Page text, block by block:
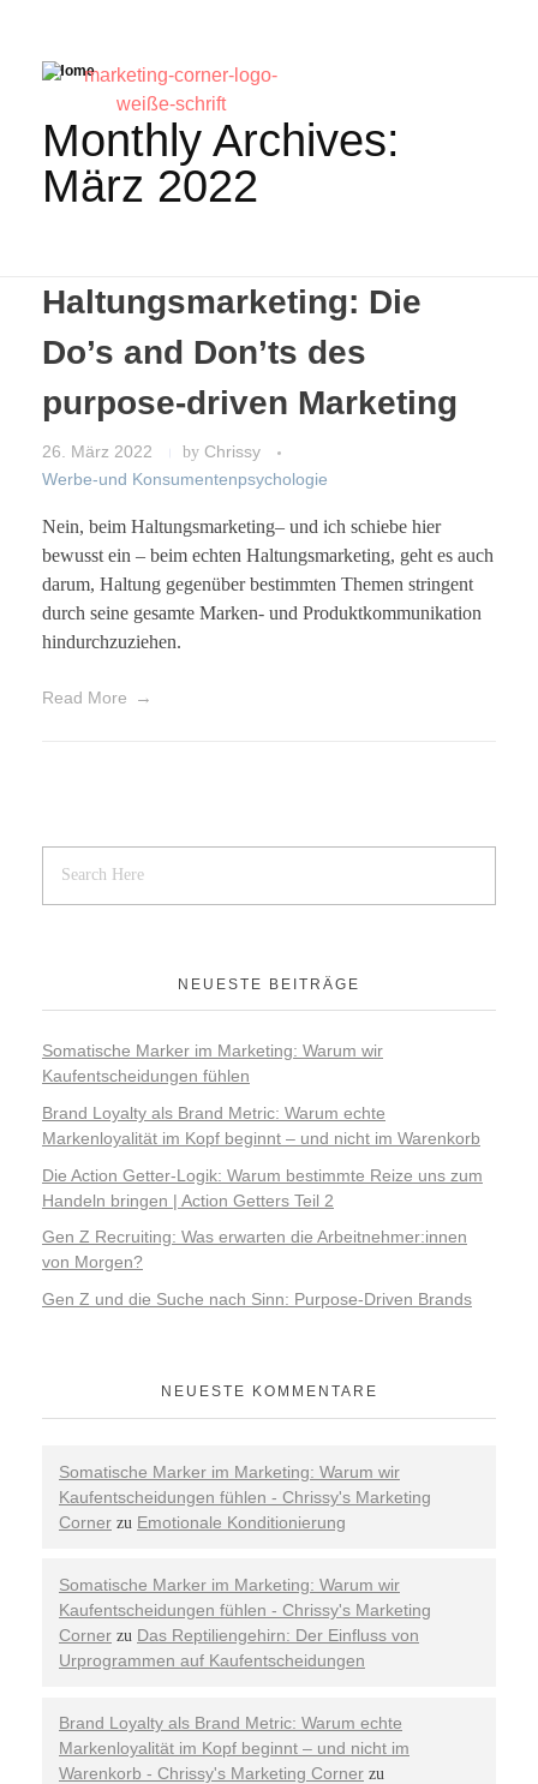
Home
Monthly Archives:
März 2022
Haltungsmarketing: Die
Do’s and Don’ts des
purpose-driven Marketing
26. März 2022 by Chrissy
Werbe-und Konsumentenpsychologie
Nein, beim Haltungsmarketing– und ich schiebe hier
bewusst ein – beim echten Haltungsmarketing, geht es auch
darum, Haltung gegenüber bestimmten Themen stringent
durch seine gesamte Marken- und Produktkommunikation
hindurchzuziehen.
Read More
NEUESTE BEITRÄGE
Somatische Marker im Marketing: Warum wir
Kaufentscheidungen fühlen
Brand Loyalty als Brand Metric: Warum echte
Markenloyalität im Kopf beginnt – und nicht im Warenkorb
Die Action Getter-Logik: Warum bestimmte Reize uns zum
Handeln bringen | Action Getters Teil 2
Gen Z Recruiting: Was erwarten die Arbeitnehmer:innen
von Morgen?
Gen Z und die Suche nach Sinn: Purpose-Driven Brands
NEUESTE KOMMENTARE
Somatische Marker im Marketing: Warum wir
Kaufentscheidungen fühlen - Chrissy's Marketing
Corner zu Emotionale Konditionierung
Somatische Marker im Marketing: Warum wir
Kaufentscheidungen fühlen - Chrissy's Marketing
Corner zu Das Reptiliengehirn: Der Einfluss von
Urprogrammen auf Kaufentscheidungen
Brand Loyalty als Brand Metric: Warum echte
Markenloyalität im Kopf beginnt – und nicht im
Warenkorb - Chrissy's Marketing Corner zu